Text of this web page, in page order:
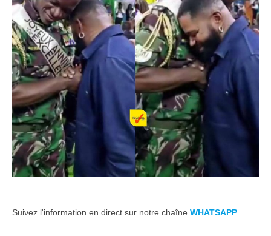
Suivez l'information en direct sur notre chaîne WHATSAPP